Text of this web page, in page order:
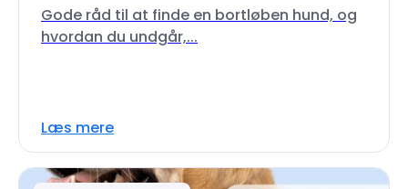
Gode råd til at finde en bortløben hund, og
hvordan du undgår,...
Læs mere